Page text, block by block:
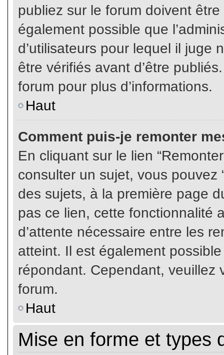
publiez sur le forum doivent
également possible que
d’utilisateurs pour lequel il juge
être vérifiés avant d’être
forum pour plus d’informations.
Haut
Comment puis-je remonter
En cliquant sur le lien
consulter un sujet, vous pouvez
des sujets, à la première page
pas ce lien, cette fonctionnalité
d’attente nécessaire entre les
atteint. Il est également
répondant. Cependant, veuillez
forum.
Haut
Mise en forme et types